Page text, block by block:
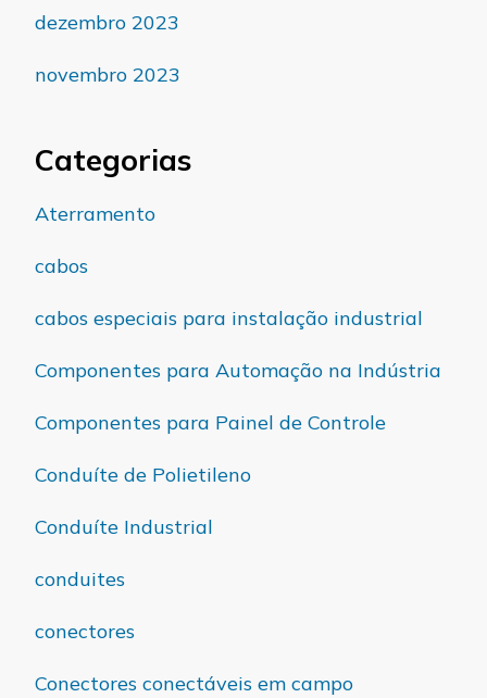
dezembro 2023
novembro 2023
Categorias
Aterramento
cabos
cabos especiais para instalação industrial
Componentes para Automação na Indústria
Componentes para Painel de Controle
Conduíte de Polietileno
Conduíte Industrial
conduites
conectores
Conectores conectáveis em campo